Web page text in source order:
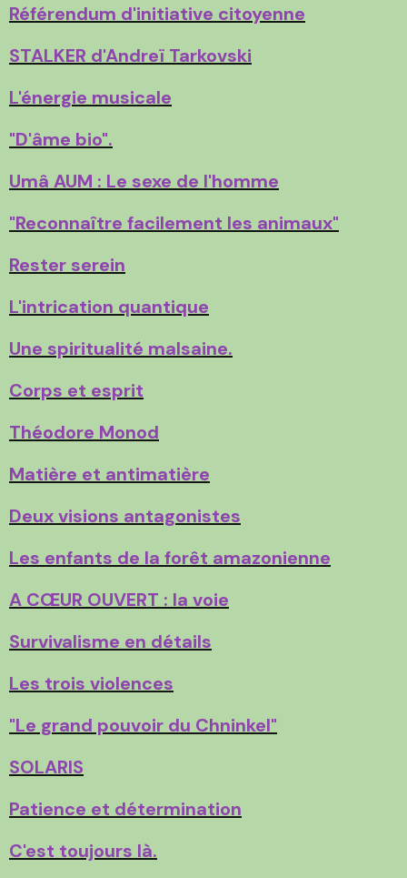
Référendum d'initiative citoyenne
STALKER d'Andreï Tarkovski
L'énergie musicale
"D'âme bio".
Umâ AUM : Le sexe de l'homme
"Reconnaître facilement les animaux"
Rester serein
L'intrication quantique
Une spiritualité malsaine.
Corps et esprit
Théodore Monod
Matière et antimatière
Deux visions antagonistes
Les enfants de la forêt amazonienne
A CŒUR OUVERT : la voie
Survivalisme en détails
Les trois violences
"Le grand pouvoir du Chninkel"
SOLARIS
Patience et détermination
C'est toujours là.